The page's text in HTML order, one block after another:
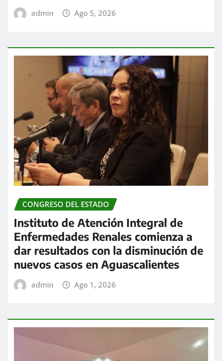
admin Ago 5, 2026
CONGRESO DEL ESTADO
Instituto de Atención Integral de
Enfermedades Renales comienza a
dar resultados con la disminución de
nuevos casos en Aguascalientes
admin Ago 1, 2026